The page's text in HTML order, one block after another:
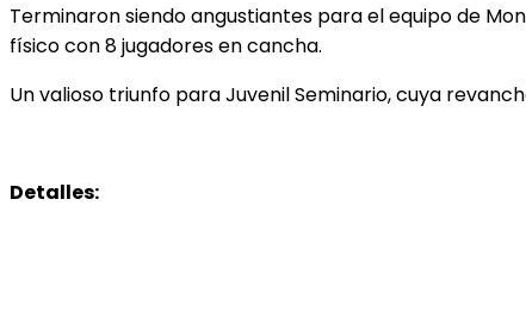
Terminaron siendo angustiantes para el equipo de
físico con 8 jugadores en cancha.
Un valioso triunfo para Juvenil Seminario, cuya
Detalles: